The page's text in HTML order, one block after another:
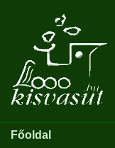
Főoldal